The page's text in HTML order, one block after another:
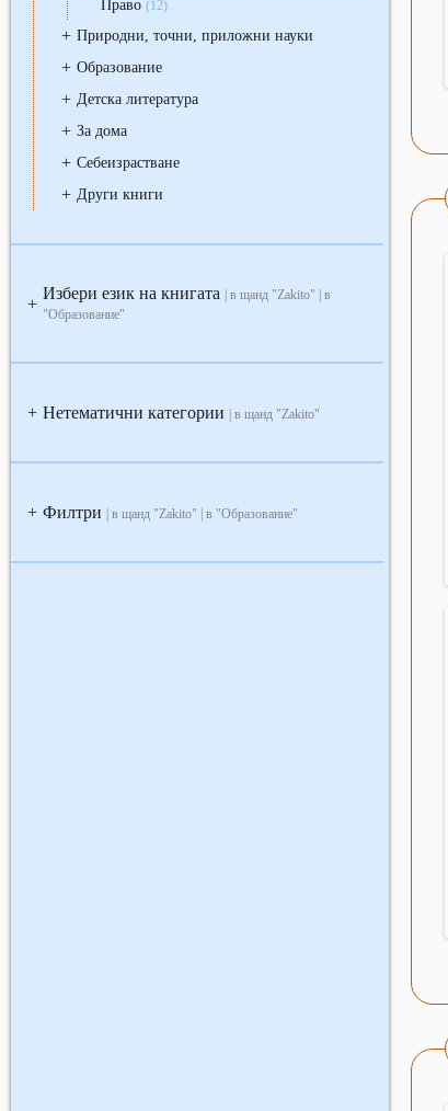
Право (12)
+ Природни, точни, приложни науки
+ Образование
+ Детска литература
+ За дома
+ Себеизрастване
+ Други книги
+
Избери език на книгата
| в щанд "Zakito" | в
"Образование"
+ Нетематични категории | в щанд "Zakito"
+ Филтри | в щанд "Zakito" | в "Образование"